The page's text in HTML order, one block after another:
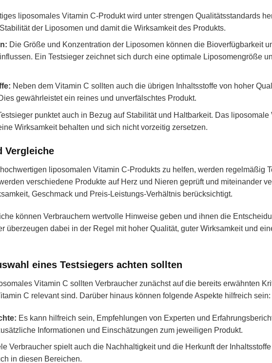
liposomales Vitamin C-Produkt wird unter strengen Qualitätsstandards
der Liposomen und damit die Wirksamkeit des Produkts.
Die Größe und Konzentration der Liposomen können die Bioverfügbarkeit
Ein Testsieger zeichnet sich durch eine optimale Liposomengröße
Neben dem Vitamin C sollten auch die übrigen Inhaltsstoffe von hoher
gewährleistet ein reines und unverfälschtes Produkt.
punktet auch in Bezug auf Stabilität und Haltbarkeit. Das liposomale
Wirksamkeit behalten und sich nicht vorzeitig zersetzen.
Vergleiche
liposomalen Vitamin C-Produkts zu helfen, werden regelmäßig
verschiedene Produkte auf Herz und Nieren geprüft und miteinander
Geschmack und Preis-Leistungs-Verhältnis berücksichtigt.
können Verbrauchern wertvolle Hinweise geben und ihnen die
überzeugen dabei in der Regel mit hoher Qualität, guter Wirksamkeit und
eines Testsiegers achten sollten
Vitamin C sollten Verbraucher zunächst auf die bereits erwähnten
C relevant sind. Darüber hinaus können folgende Aspekte hilfreich sein:
Es kann hilfreich sein, Empfehlungen von Experten und
Informationen und Einschätzungen zum jeweiligen Produkt.
Verbraucher spielt auch die Nachhaltigkeit und die Herkunft der
in diesen Bereichen.